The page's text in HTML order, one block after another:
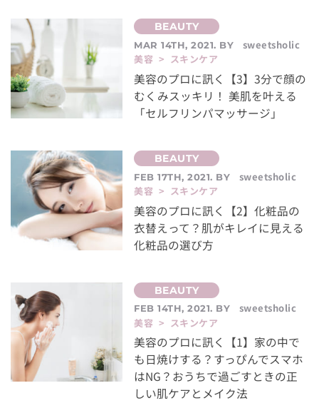
MAR 14TH, 2021. BY
sweetsholic
美容 > スキンケア
美容のプロに訊く【3】3分で顔の
むくみスッキリ！ 美肌を叶える
「セルフリンパマッサージ」
FEB 17TH, 2021. BY
sweetsholic
美容 > スキンケア
美容のプロに訊く【2】化粧品の
衣替えって？肌がキレイに見える
化粧品の選び方
FEB 14TH, 2021. BY
sweetsholic
美容 > スキンケア
美容のプロに訊く【1】家の中で
も日焼けする？すっぴんでスマホ
はNG？おうちで過ごすときの正
しい肌ケアとメイク法